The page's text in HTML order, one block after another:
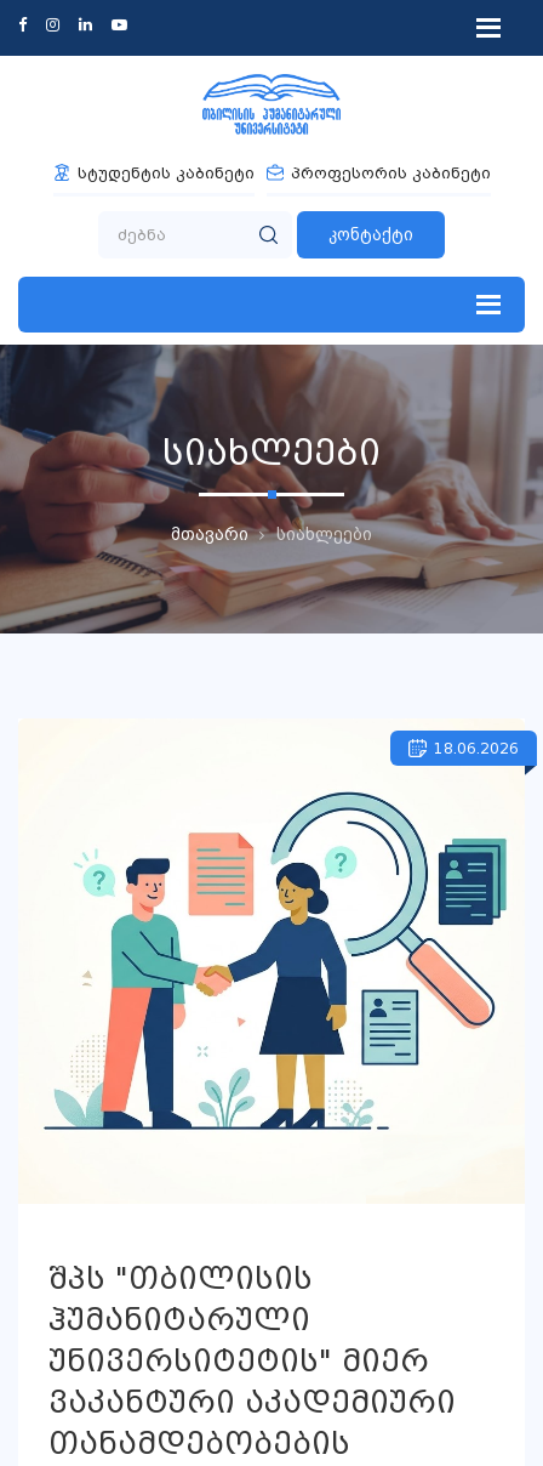
სტუდენტის კაბინეტი პროფესორის კაბინეტი
კონტაქტი
სიახლეები
მთავარი სიახლეები
18.06.2026
შპს "თბილისის
ჰუმანიტარული
უნივერსიტეტის" მიერ
ვაკანტური აკადემიური
თანამდებობების